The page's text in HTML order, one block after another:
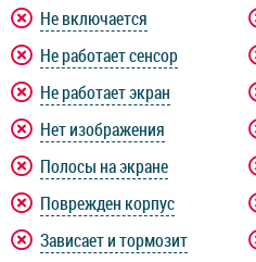
Не включается
Не работает сенсор
Не работает экран
Нет изображения
Полосы на экране
Поврежден корпус
Зависает и тормозит